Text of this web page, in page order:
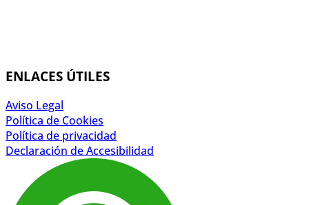
ENLACES ÚTILES
Aviso Legal
Política de Cookies
Política de privacidad
Declaración de Accesibilidad